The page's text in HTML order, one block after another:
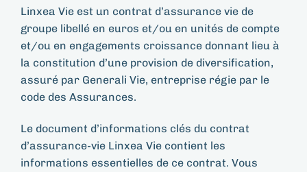
Linxea Vie est un contrat d’assurance vie de
groupe libellé en euros et/ou en unités de compte
et/ou en engagements croissance donnant lieu à
la constitution d’une provision de diversification,
assuré par Generali Vie, entreprise régie par le
code des Assurances.
Le document d’informations clés du contrat
d’assurance-vie Linxea Vie contient les
informations essentielles de ce contrat. Vous